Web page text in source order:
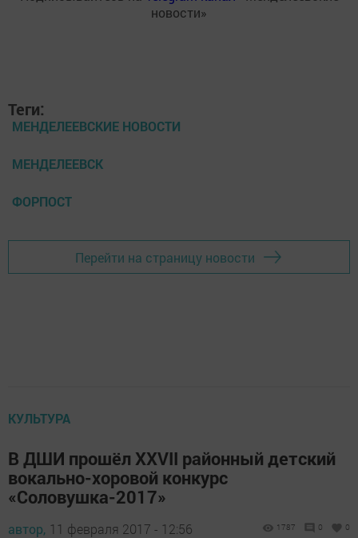
новости»
Теги:
МЕНДЕЛЕЕВСКИЕ НОВОСТИ
МЕНДЕЛЕЕВСК
ФОРПОСТ
Перейти на страницу новости
КУЛЬТУРА
В ДШИ прошёл XXVII районный детский
вокально-хоровой конкурс
«Соловушка-2017»
автор, 11 февраля 2017 - 12:56 1787 0 0